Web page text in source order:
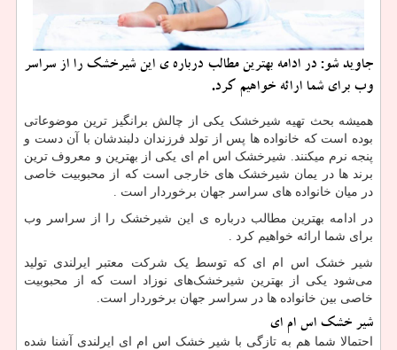
جاوید شو: در ادامه بهترین مطالب درباره ی این شیرخشك را از سراسر
وب برای شما ارائه خواهیم كرد.
همیشه بحث تهیه شیرخشک یکی از چالش برانگیز ترین موضوعاتی
بوده است که خانواده ها پس از تولد فرزندان دلبندشان با آن دست و
پنجه نرم میکنند. شیرخشک اس ام ای یکی از بهترین و معروف ترین
برند ها در یمان شیرخشک های خارجی است که از محبوبیت خاصی
در میان خانواده های سراسر جهان برخوردار است .
در ادامه بهترین مطالب درباره ی این شیرخشک را از سراسر وب
برای شما ارائه خواهیم کرد .
شیر خشک اس ام ای که توسط یک شرکت معتبر ایرلندی تولید
می‌شود یکی از بهترین شیرخشک‌های نوزاد است که از محبوبیت
خاصی بین خانواده ها در سراسر جهان برخوردار است.
شیر خشک اس ام ای
احتمالا شما هم به تازگی با شیر خشک اس ام ای ایرلندی آشنا شده